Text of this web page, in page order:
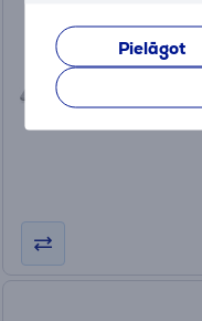
Pielāgot